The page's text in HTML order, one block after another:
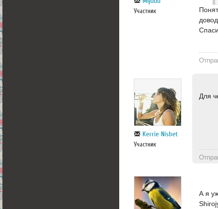
Участник
Kerrie Nisbet
Участник
Для
А я